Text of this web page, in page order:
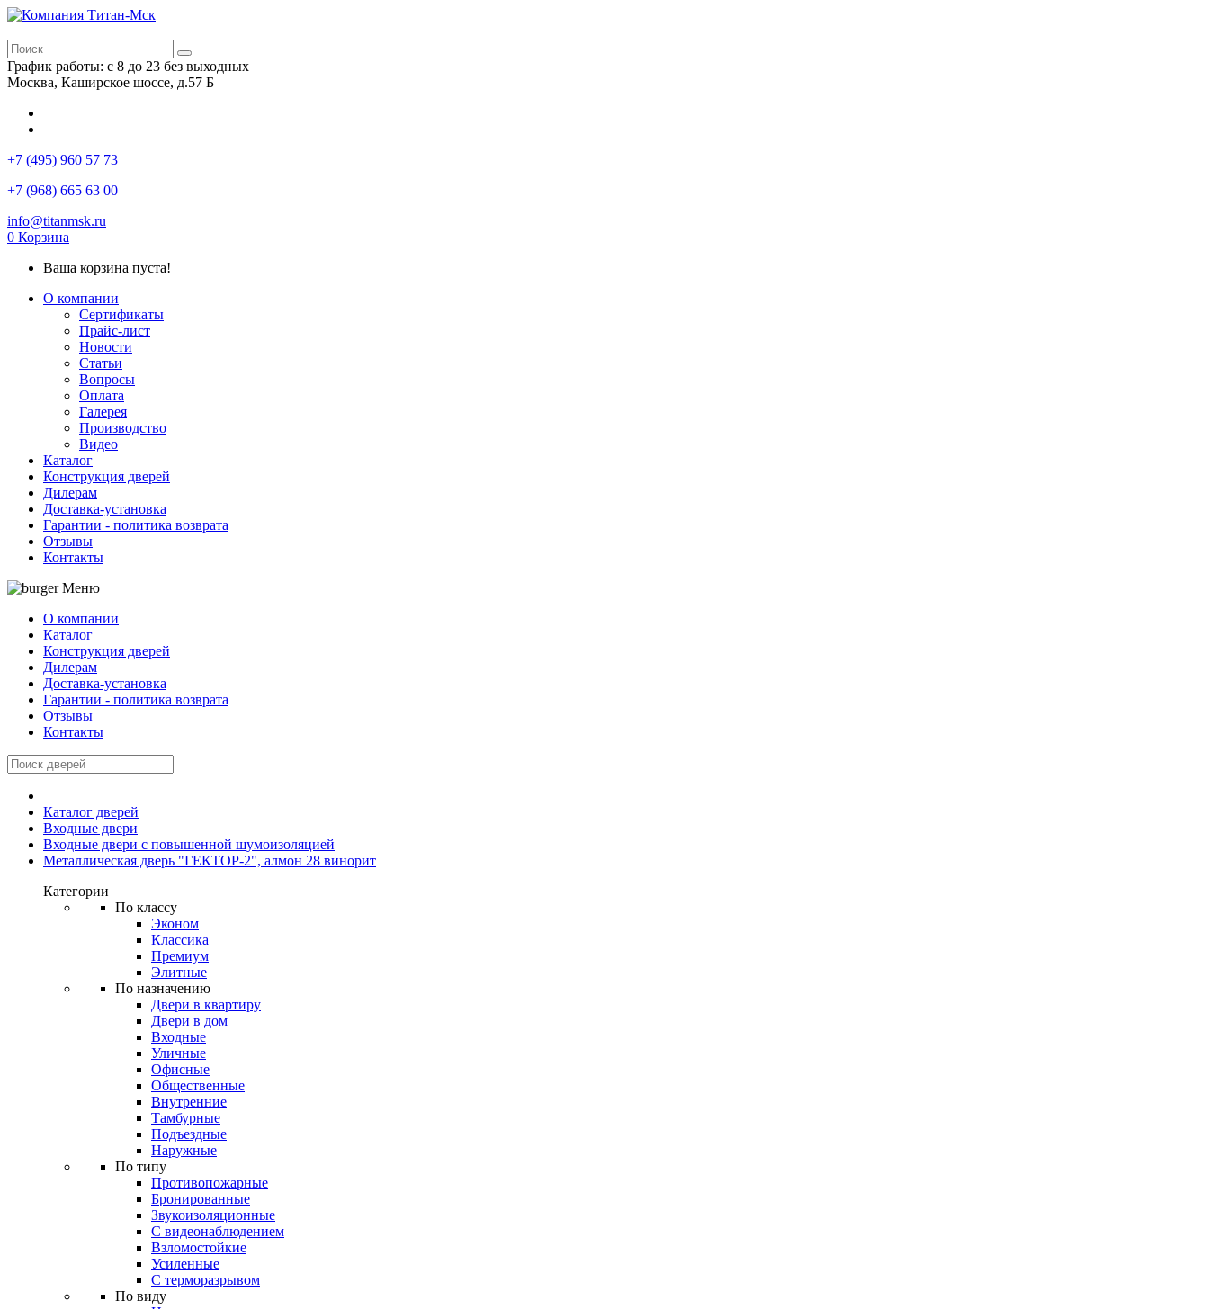
График работы: с 8 до 23 без выходных
Москва, Каширское шоссе, д.57 Б
+7 (495) 960 57 73
+7 (968) 665 63 00
info@titanmsk.ru
0 Корзина
Ваша корзина пуста!
О компании
Сертификаты
Прайс-лист
Новости
Статьи
Вопросы
Оплата
Галерея
Производство
Видео
Каталог
Конструкция дверей
Дилерам
Доставка-установка
Гарантии - политика возврата
Отзывы
Контакты
Меню
О компании
Каталог
Конструкция дверей
Дилерам
Доставка-установка
Гарантии - политика возврата
Отзывы
Контакты
Каталог дверей
Входные двери
Входные двери с повышенной шумоизоляцией
Металлическая дверь "ГЕКТОР-2", алмон 28 винорит
Категории
По классу
Эконом
Классика
Премиум
Элитные
По назначению
Двери в квартиру
Двери в дом
Входные
Уличные
Офисные
Общественные
Внутренние
Тамбурные
Подъездные
Наружные
По типу
Противопожарные
Бронированные
Звукоизоляционные
С видеонаблюдением
Взломостойкие
Усиленные
С терморазрывом
По виду